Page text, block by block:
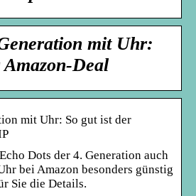
mit Uhr:
Deal
mit Uhr: So gut ist der
Dots der 4. Generation auch
bei Amazon besonders günstig
Sie die Details.